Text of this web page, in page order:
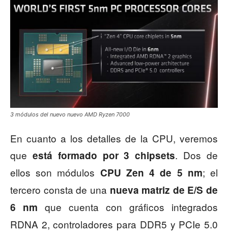
3 módulos del nuevo nuevo AMD Ryzen 7000
En cuanto a los detalles de la CPU, veremos
que está formado por 3 chipsets. Dos de
ellos son módulos CPU Zen 4 de 5 nm; el
tercero consta de una nueva matriz de E/S de
6 nm que cuenta con gráficos integrados
RDNA 2, controladores para DDR5 y PCIe 5.0